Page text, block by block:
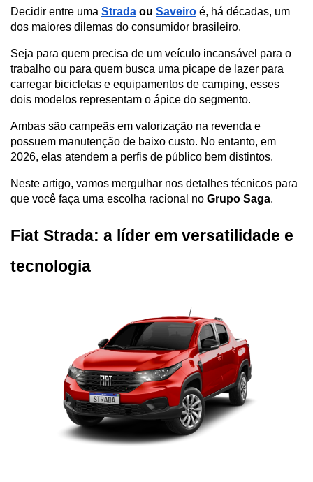
Decidir entre uma Strada ou Saveiro é, há décadas, um
dos maiores dilemas do consumidor brasileiro.
Seja para quem precisa de um veículo incansável para o
trabalho ou para quem busca uma picape de lazer para
carregar bicicletas e equipamentos de camping, esses
dois modelos representam o ápice do segmento.
Ambas são campeãs em valorização na revenda e
possuem manutenção de baixo custo. No entanto, em
2026, elas atendem a perfis de público bem distintos.
Neste artigo, vamos mergulhar nos detalhes técnicos para
que você faça uma escolha racional no Grupo Saga.
Fiat Strada: a líder em versatilidade e
tecnologia